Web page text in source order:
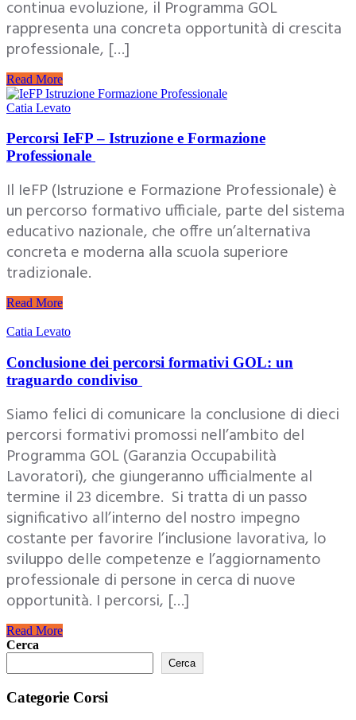
continua evoluzione, il Programma GOL
rappresenta una concreta opportunità di crescita
professionale, […]
Read More
Catia Levato
Percorsi IeFP – Istruzione e Formazione
Professionale
Il IeFP (Istruzione e Formazione Professionale) è
un percorso formativo ufficiale, parte del sistema
educativo nazionale, che offre un’alternativa
concreta e moderna alla scuola superiore
tradizionale.
Read More
Catia Levato
Conclusione dei percorsi formativi GOL: un
traguardo condiviso
Siamo felici di comunicare la conclusione di dieci
percorsi formativi promossi nell’ambito del
Programma GOL (Garanzia Occupabilità
Lavoratori), che giungeranno ufficialmente al
termine il 23 dicembre. Si tratta di un passo
significativo all’interno del nostro impegno
costante per favorire l’inclusione lavorativa, lo
sviluppo delle competenze e l’aggiornamento
professionale di persone in cerca di nuove
opportunità. I percorsi, […]
Read More
Cerca
Cerca
Categorie Corsi